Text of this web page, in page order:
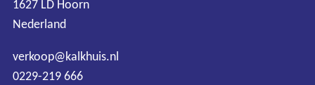
1627 LD Hoorn
Nederland
verkoop@kalkhuis.nl
0229-219 666